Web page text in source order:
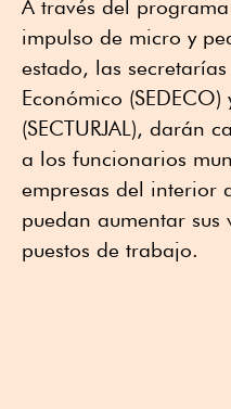
A través del
impulso de micro y
estado, las
Económico
(SECTURJAL), darán
a los funcionarios
empresas del interior
puedan aumentar sus
puestos de trabajo.